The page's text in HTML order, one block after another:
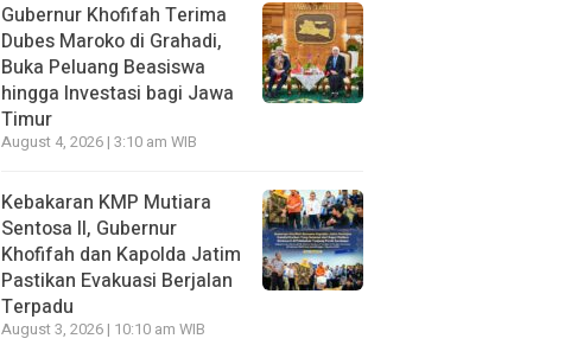
Gubernur Khofifah Terima
Dubes Maroko di Grahadi,
Buka Peluang Beasiswa
hingga Investasi bagi Jawa
Timur
August 4, 2026 | 3:10 am WIB
Kebakaran KMP Mutiara
Sentosa II, Gubernur
Khofifah dan Kapolda Jatim
Pastikan Evakuasi Berjalan
Terpadu
August 3, 2026 | 10:10 am WIB